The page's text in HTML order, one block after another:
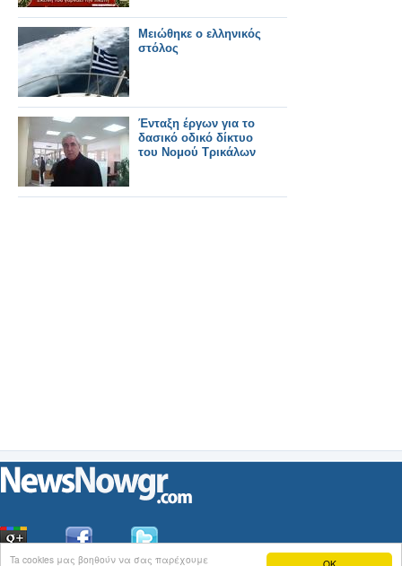
Ta cookies μας βοηθούν να σας παρέχουμε
Μειώθηκε ο ελληνικός
στόλος
Ένταξη έργων για το
δασικό οδικό δίκτυο
του Νομού Τρικάλων